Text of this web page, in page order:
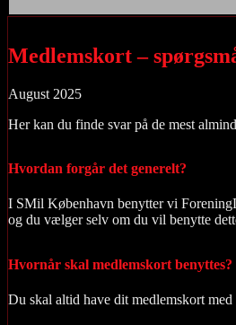
Medlemskort –
August 2025
Her kan du finde svar på de mest
Hvordan forgår det generelt?
I SMil København benytter vi
og du vælger selv om du vil benytte
Hvornår skal medlemskort benyttes?
Du skal altid have dit medlemskort